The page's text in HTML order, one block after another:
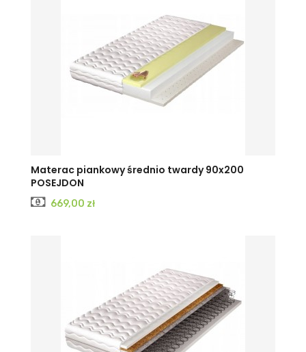
Materac piankowy średnio twardy 90x200
POSEJDON
Cena
669,00 zł